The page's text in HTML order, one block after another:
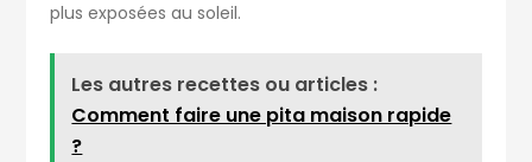
plus exposées au soleil.
Les autres recettes ou articles :
Comment faire une pita maison rapide
?